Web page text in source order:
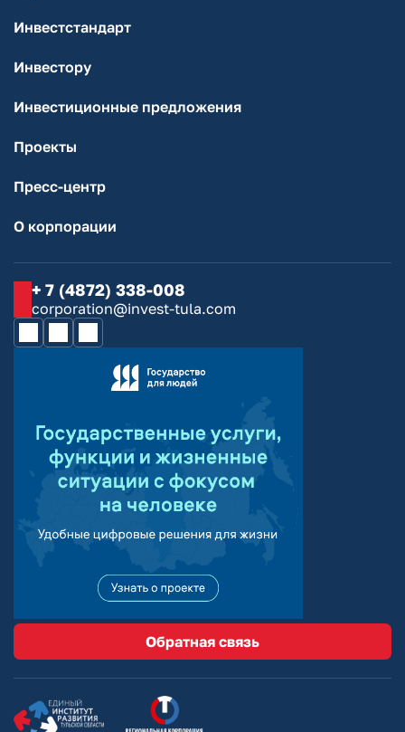
Инвестстандарт
Инвестору
Инвестиционные предложения
Проекты
Пресс-центр
О корпорации
+ 7 (4872) 338-008
corporation@invest-tula.com
Обратная связь